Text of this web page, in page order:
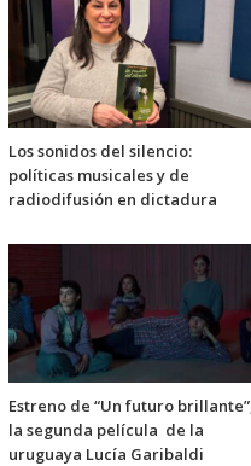
Los sonidos del silencio:
políticas musicales y de
radiodifusión en dictadura
Estreno de “Un futuro brillante”,
la segunda película de la
uruguaya Lucía Garibaldi